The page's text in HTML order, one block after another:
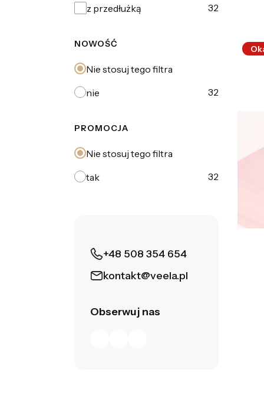
Regulacja
z przedłużką 32
NOWOŚĆ
Nie stosuj tego filtra
nie
32
PROMOCJA
Nie stosuj tego filtra
tak
32
+48 508 354 654
kontakt@veela.pl
Obserwuj nas